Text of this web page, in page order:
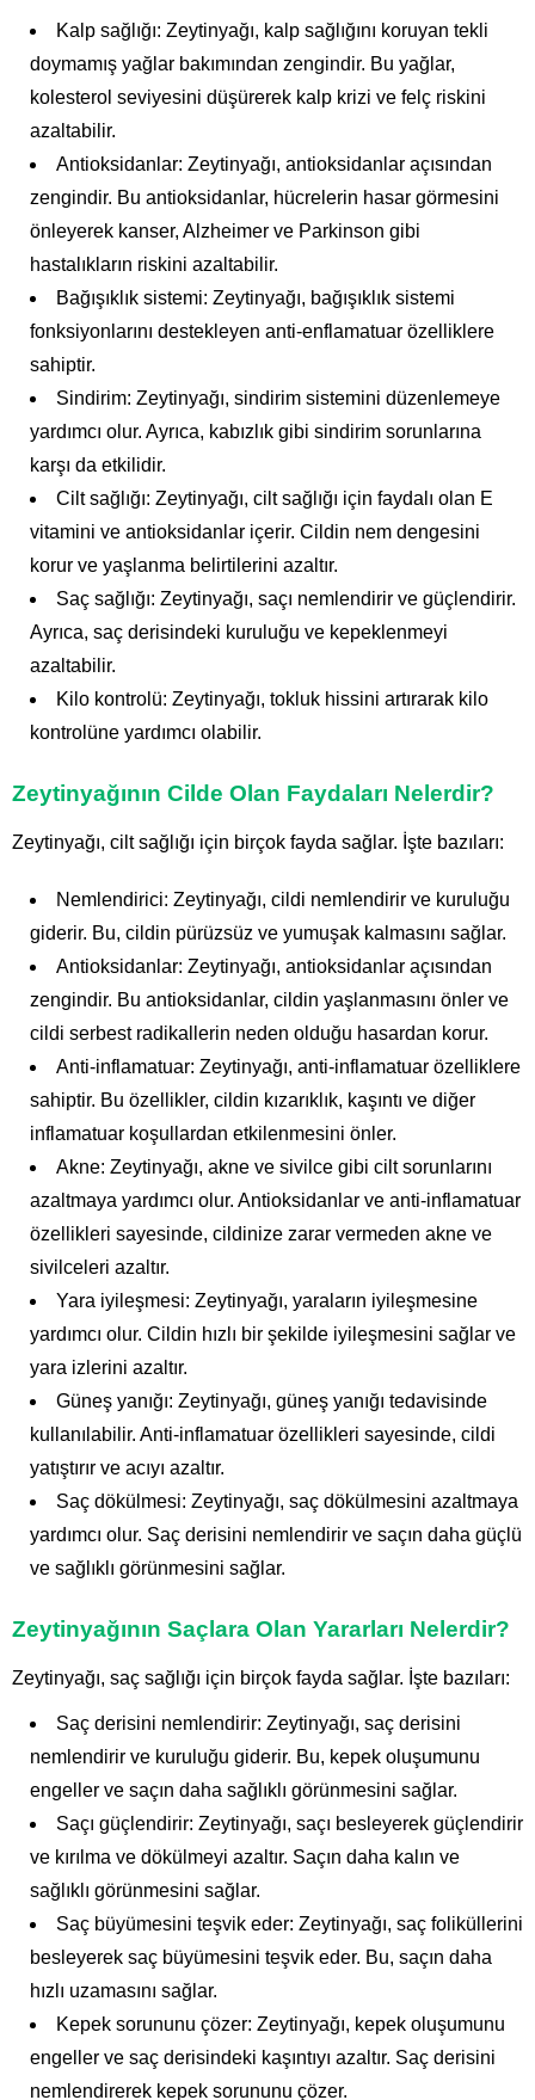
Kalp sağlığı: Zeytinyağı, kalp sağlığını koruyan tekli
doymamış yağlar bakımından zengindir. Bu yağlar,
kolesterol seviyesini düşürerek kalp krizi ve felç riskini
azaltabilir.
Antioksidanlar: Zeytinyağı, antioksidanlar açısından
zengindir. Bu antioksidanlar, hücrelerin hasar görmesini
önleyerek kanser, Alzheimer ve Parkinson gibi
hastalıkların riskini azaltabilir.
Bağışıklık sistemi: Zeytinyağı, bağışıklık sistemi
fonksiyonlarını destekleyen anti-enflamatuar özelliklere
sahiptir.
Sindirim: Zeytinyağı, sindirim sistemini düzenlemeye
yardımcı olur. Ayrıca, kabızlık gibi sindirim sorunlarına
karşı da etkilidir.
Cilt sağlığı: Zeytinyağı, cilt sağlığı için faydalı olan E
vitamini ve antioksidanlar içerir. Cildin nem dengesini
korur ve yaşlanma belirtilerini azaltır.
Saç sağlığı: Zeytinyağı, saçı nemlendirir ve güçlendirir.
Ayrıca, saç derisindeki kuruluğu ve kepeklenmeyi
azaltabilir.
Kilo kontrolü: Zeytinyağı, tokluk hissini artırarak kilo
kontrolüne yardımcı olabilir.
Zeytinyağının Cilde Olan Faydaları Nelerdir?
Zeytinyağı, cilt sağlığı için birçok fayda sağlar. İşte bazıları:
Nemlendirici: Zeytinyağı, cildi nemlendirir ve kuruluğu
giderir. Bu, cildin pürüzsüz ve yumuşak kalmasını sağlar.
Antioksidanlar: Zeytinyağı, antioksidanlar açısından
zengindir. Bu antioksidanlar, cildin yaşlanmasını önler ve
cildi serbest radikallerin neden olduğu hasardan korur.
Anti-inflamatuar: Zeytinyağı, anti-inflamatuar özelliklere
sahiptir. Bu özellikler, cildin kızarıklık, kaşıntı ve diğer
inflamatuar koşullardan etkilenmesini önler.
Akne: Zeytinyağı, akne ve sivilce gibi cilt sorunlarını
azaltmaya yardımcı olur. Antioksidanlar ve anti-inflamatuar
özellikleri sayesinde, cildinize zarar vermeden akne ve
sivilceleri azaltır.
Yara iyileşmesi: Zeytinyağı, yaraların iyileşmesine
yardımcı olur. Cildin hızlı bir şekilde iyileşmesini sağlar ve
yara izlerini azaltır.
Güneş yanığı: Zeytinyağı, güneş yanığı tedavisinde
kullanılabilir. Anti-inflamatuar özellikleri sayesinde, cildi
yatıştırır ve acıyı azaltır.
Saç dökülmesi: Zeytinyağı, saç dökülmesini azaltmaya
yardımcı olur. Saç derisini nemlendirir ve saçın daha güçlü
ve sağlıklı görünmesini sağlar.
Zeytinyağının Saçlara Olan Yararları Nelerdir?
Zeytinyağı, saç sağlığı için birçok fayda sağlar. İşte bazıları:
Saç derisini nemlendirir: Zeytinyağı, saç derisini
nemlendirir ve kuruluğu giderir. Bu, kepek oluşumunu
engeller ve saçın daha sağlıklı görünmesini sağlar.
Saçı güçlendirir: Zeytinyağı, saçı besleyerek güçlendirir
ve kırılma ve dökülmeyi azaltır. Saçın daha kalın ve
sağlıklı görünmesini sağlar.
Saç büyümesini teşvik eder: Zeytinyağı, saç foliküllerini
besleyerek saç büyümesini teşvik eder. Bu, saçın daha
hızlı uzamasını sağlar.
Kepek sorununu çözer: Zeytinyağı, kepek oluşumunu
engeller ve saç derisindeki kaşıntıyı azaltır. Saç derisini
nemlendirerek kepek sorununu çözer.